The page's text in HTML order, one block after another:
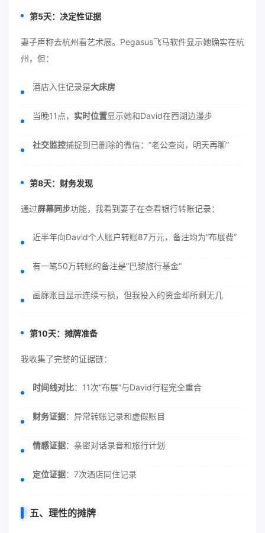
第5天：决定性证据
妻子声称去杭州看艺术展。Pegasus飞马软件显示她确实在杭
州，但：
酒店入住记录是大床房
当晚11点， 实时位置显示她和David在西湖边漫步
社交监控捕捉到已删除的微信：”老公查岗，明天再聊”
第8天：财务发现
通过屏幕同步功能，我看到妻子在查看银行转账记录：
近半年向David个人账户转账87万元，备注均为”布展费”
有一笔50万转账的备注是”巴黎旅行基金”
画廊账目显示连续亏损，但我投入的资金却所剩无几
第10天：摊牌准备
我收集了完整的证据链：
时间线对比：11次”布展”与David行程完全重合
财务证据：异常转账记录和虚假账目
情感证据：亲密对话录音和旅行计划
定位证据：7次酒店同住记录
五、理性的摊牌